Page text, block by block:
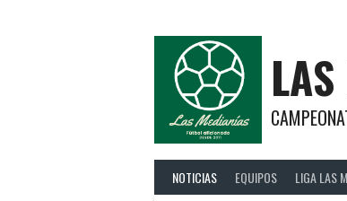
NOTICIAS EQUIPOS LIGA LAS